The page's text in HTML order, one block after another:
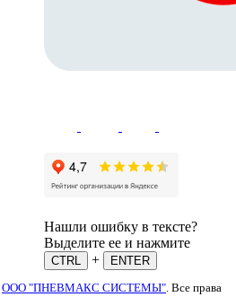
Нашли ошибку в тексте?
Выделите ее и нажмите
CTRL +
ENTER
ООО "ПНЕВМАКС СИСТЕМЫ". Все права